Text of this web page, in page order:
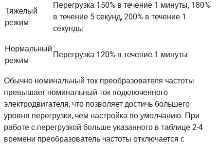
Тяжелый
режим
Перегрузка 150% в течение 1 минуты, 180%
в течение 5 секунд, 200% в течение 1
секунды
Нормальный
режим
Перегрузка 120% в течение 1 минуты
Обычно номинальный ток преобразователя частоты
превышает номинальный ток подключенного
электродвигателя, что позволяет достичь большего
уровня перегрузки, чем настройка по умолчанию. При
работе с перегрузкой больше указанного в таблице 2-4
времени преобразователь частоты отключается с